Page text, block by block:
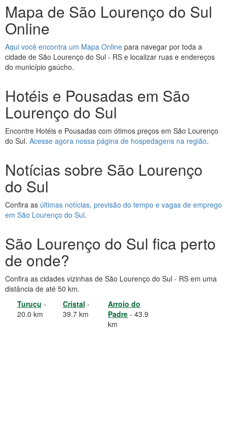
Mapa de São Lourenço do Sul
Online
Aqui você encontra um Mapa Online para navegar por toda a
cidade de São Lourenço do Sul - RS e localizar ruas e endereços
do município gaúcho.
Hotéis e Pousadas em São
Lourenço do Sul
Encontre Hotéis e Pousadas com ótimos preços em São Lourenço
do Sul. Acesse agora nossa página de hospedagens na região.
Notícias sobre São Lourenço
do Sul
Confira as últimas notícias, previsão do tempo e vagas de emprego
em São Lourenço do Sul.
São Lourenço do Sul fica perto
de onde?
Confira as cidades vizinhas de São Lourenço do Sul - RS em uma
distância de até 50 km.
Turuçu -
20.0 km
Cristal -
39.7 km
Arroio do
Padre - 43.9
km